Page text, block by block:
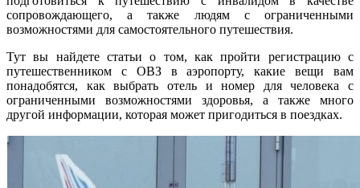
сопровождающего, а также людям с ограниченными
возможностями для самостоятельного путешествия.
Тут вы найдете статьи о том, как пройти регистрацию с
путешественником с ОВЗ в аэропорту, какие вещи вам
понадобятся, как выбрать отель и номер для человека с
ограниченными возможностями здоровья, а также много
другой информации, которая может пригодиться в поездках.